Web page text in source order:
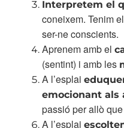
Interpretem el
coneixem. Tenim
ser-ne conscients.
Aprenem amb el
(sentint) i amb les
A l’esplai
emocionant als
passió per allò
A l’esplai